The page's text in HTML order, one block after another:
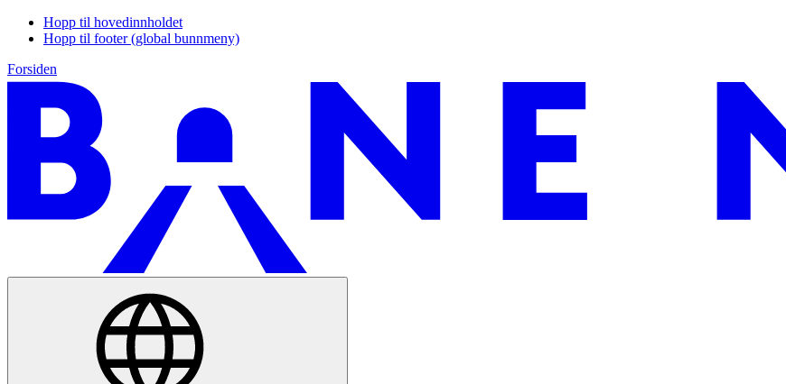
Hopp til hovedinnholdet
Hopp til footer (global bunnmeny)
Forsiden